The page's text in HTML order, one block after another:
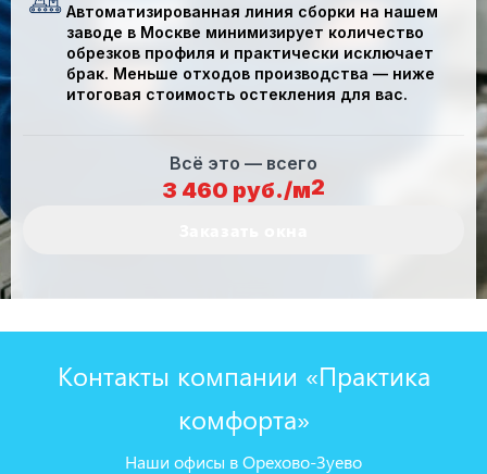
Автоматизированная линия сборки на нашем
заводе в Москве минимизирует количество
обрезков профиля и практически исключает
брак. Меньше отходов производства — ниже
итоговая стоимость остекления для вас.
Всё это — всего
3 460 руб./м2
Контакты компании «Практика
комфорта»
Наши офисы в Орехово-Зуево